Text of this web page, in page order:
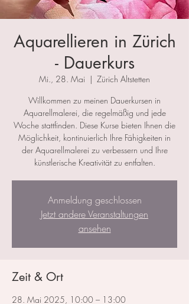
Aquarellieren in Zürich
- Dauerkurs
Mi., 28. Mai
  |
Zürich Altstetten
Willkommen zu meinen Dauerkursen in
Aquarellmalerei, die regelmäßig und jede
Woche stattfinden. Diese Kurse bieten Ihnen die
Möglichkeit, kontinuierlich Ihre Fähigkeiten in
der Aquarellmalerei zu verbessern und Ihre
künstlerische Kreativität zu entfalten.
Anmeldung geschlossen
Jetzt andere Veranstaltungen
ansehen
Zeit & Ort
28. Mai 2025, 10:00 – 13:00